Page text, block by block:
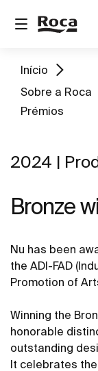
Início
Sobre a Roca
Prémios
2024 |
Bronze
Nu has been
the ADI-FAD
Promotion of
Winning the
honorable
outstanding
It celebrates